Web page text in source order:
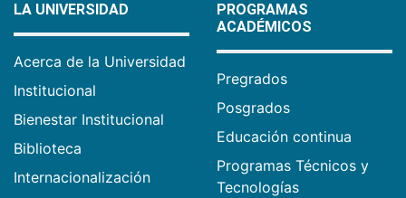
LA UNIVERSIDAD
Acerca de la Universidad
Institucional
Bienestar Institucional
Biblioteca
Internacionalización
PROGRAMAS
ACADÉMICOS
Pregrados
Posgrados
Educación continua
Programas Técnicos y
Tecnologías